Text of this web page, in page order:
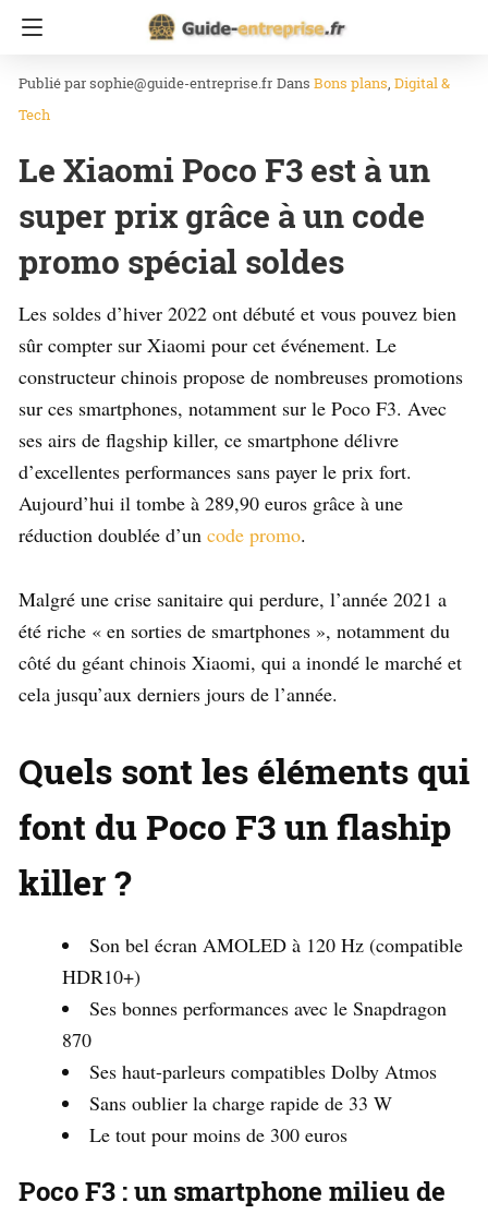
Accueil Bons plans
sophie@guide-entreprise.fr Dans Bons plans Digital &
Tech
Le Xiaomi Poco F3 est à un
super prix grâce à un code
promo spécial soldes
Les soldes d’hiver 2022 ont débuté et vous pouvez bien
sûr compter sur Xiaomi pour cet événement. Le
constructeur chinois propose de nombreuses promotions
sur ces smartphones, notamment sur le Poco F3. Avec
ses airs de flagship killer, ce smartphone délivre
d’excellentes performances sans payer le prix fort.
Aujourd’hui il tombe à 289,90 euros grâce à une
réduction doublée d’un code promo.
Malgré une crise sanitaire qui perdure, l’année 2021 a
été riche « en sorties de smartphones », notamment du
côté du géant chinois Xiaomi, qui a inondé le marché et
cela jusqu’aux derniers jours de l’année.
Quels sont les éléments qui
font du Poco F3 un flaship
killer ?
Son bel écran AMOLED à 120 Hz (compatible
HDR10+)
Ses bonnes performances avec le Snapdragon
870
Ses haut-parleurs compatibles Dolby Atmos
Sans oublier la charge rapide de 33 W
Le tout pour moins de 300 euros
Poco F3 : un smartphone milieu de